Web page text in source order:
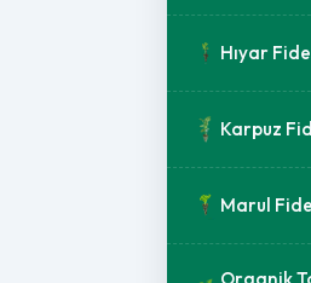
Hıyar
Karpuz
Marul
Organik